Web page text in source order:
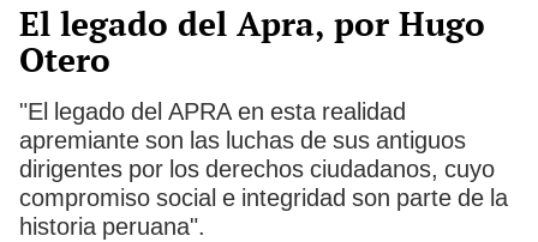
El legado del Apra, por Hugo
Otero
"El legado del APRA en esta realidad
apremiante son las luchas de sus antiguos
dirigentes por los derechos ciudadanos, cuyo
compromiso social e integridad son parte de la
historia peruana".